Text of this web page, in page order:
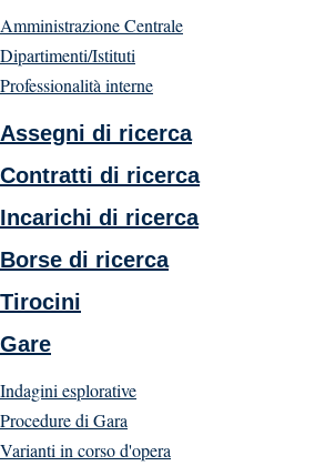
Amministrazione Centrale
Dipartimenti/Istituti
Professionalità interne
Assegni di ricerca
Contratti di ricerca
Incarichi di ricerca
Borse di ricerca
Tirocini
Gare
Indagini esplorative
Procedure di Gara
Varianti in corso d'opera